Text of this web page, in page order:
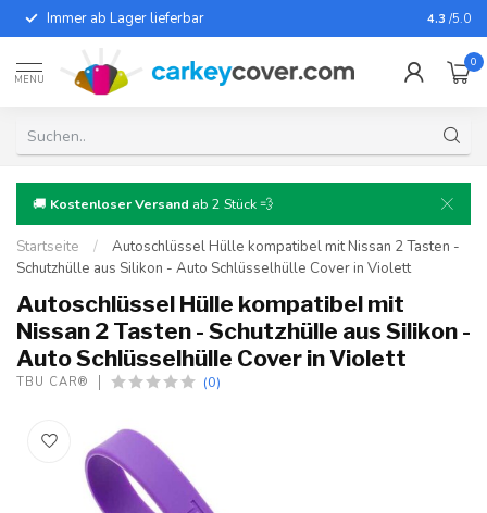
Immer ab Lager lieferbar Für fast
4.3 /5.0
MENU
0
🚚 Kostenloser Versand ab 2 Stück 💨
Startseite /
Autoschlüssel Hülle kompatibel mit Nissan 2 Tasten -
Schutzhülle aus Silikon - Auto Schlüsselhülle Cover in Violett
Autoschlüssel Hülle kompatibel mit
Nissan 2 Tasten - Schutzhülle aus Silikon -
Auto Schlüsselhülle Cover in Violett
TBU CAR® (0)